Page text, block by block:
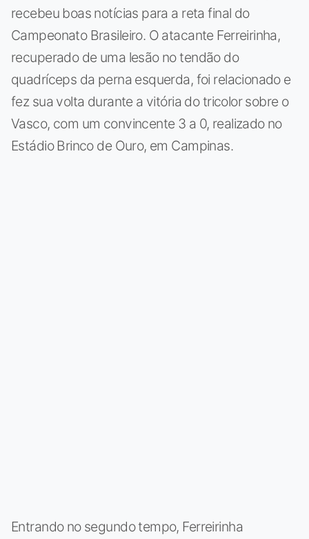
recebeu boas notícias para a reta final do
Campeonato Brasileiro. O atacante Ferreirinha,
recuperado de uma lesão no tendão do
quadríceps da perna esquerda, foi relacionado e
fez sua volta durante a vitória do tricolor sobre o
Vasco, com um convincente 3 a 0, realizado no
Estádio Brinco de Ouro, em Campinas.
Entrando no segundo tempo, Ferreirinha